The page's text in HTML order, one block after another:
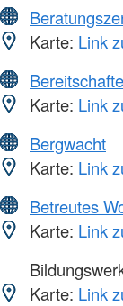
Karte: Link
Karte: Link
Bergwacht
Karte: Link
Betreutes
Karte: Link
Karte: Link